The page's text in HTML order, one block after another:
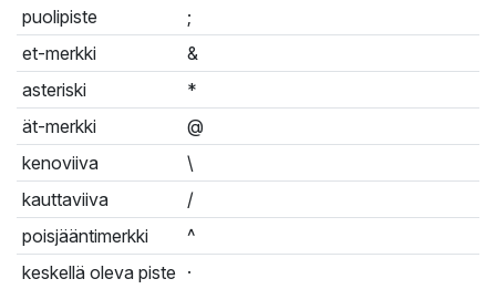
puolipiste
;
et-merkki
&
asteriski
*
ät-merkki
@
kenoviiva
\
kauttaviiva
/
poisjääntimerkki
^
keskellä oleva piste ·